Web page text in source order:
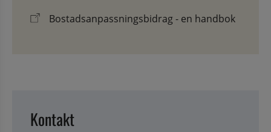
Bostadsanpassningsbidrag - en handbok
Kontakt